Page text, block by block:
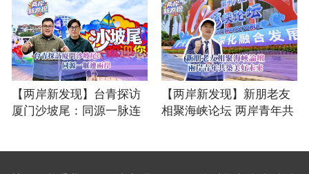
【两岸新发现】台青探访
厦门沙坡尾：同源一脉连
【两岸新发现】新朋老友
相聚海峡论坛 两岸青年共